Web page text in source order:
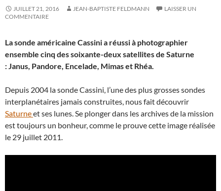
JUILLET 21, 2016 JEAN-BAPTISTE FELDMANN
LAISSER UN
COMMENTAIRE
La sonde américaine Cassini a réussi à photographier
ensemble cinq des soixante-deux satellites de Saturne
: Janus, Pandore, Encelade, Mimas et Rhéa.
Depuis 2004 la sonde Cassini, l’une des plus grosses sondes
interplanétaires jamais construites, nous fait découvrir
Saturneet ses lunes. Se plonger dans les archives de la mission
est toujours un bonheur, comme le prouve cette image réalisée
le 29 juillet 2011.